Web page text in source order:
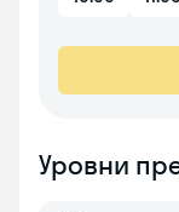
Уровни